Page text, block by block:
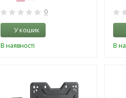
0
У кошик
В наявності В